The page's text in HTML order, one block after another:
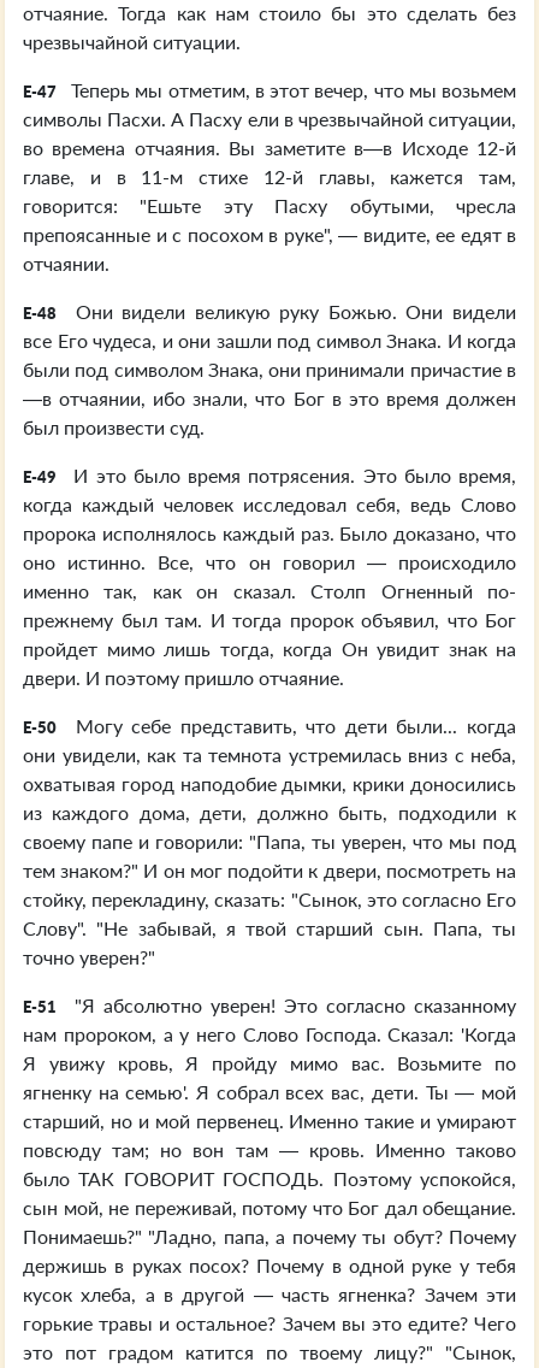
отчаяние. Тогда как нам стоило бы это сделать без
чрезвычайной ситуации.
E-47
Теперь мы отметим, в этот вечер, что мы возьмем
символы Пасхи. А Пасху ели в чрезвычайной ситуации,
во времена отчаяния. Вы заметите в—в Исходе 12-й
главе, и в 11-м стихе 12-й главы, кажется там,
говорится: "Ешьте эту Пасху обутыми, чресла
препоясанные и с посохом в руке", — видите, ее едят в
отчаянии.
E-48
Они видели великую руку Божью. Они видели
все Его чудеса, и они зашли под символ Знака. И когда
были под символом Знака, они принимали причастие в
—в отчаянии, ибо знали, что Бог в это время должен
был произвести суд.
E-49
И это было время потрясения. Это было время,
когда каждый человек исследовал себя, ведь Слово
пророка исполнялось каждый раз. Было доказано, что
оно истинно. Все, что он говорил — происходило
именно так, как он сказал. Столп Огненный по-
прежнему был там. И тогда пророк объявил, что Бог
пройдет мимо лишь тогда, когда Он увидит знак на
двери. И поэтому пришло отчаяние.
E-50
Могу себе представить, что дети были... когда
они увидели, как та темнота устремилась вниз с неба,
охватывая город наподобие дымки, крики доносились
из каждого дома, дети, должно быть, подходили к
своему папе и говорили: "Папа, ты уверен, что мы под
тем знаком?" И он мог подойти к двери, посмотреть на
стойку, перекладину, сказать: "Сынок, это согласно Его
Слову". "Не забывай, я твой старший сын. Папа, ты
точно уверен?"
E-51
"Я абсолютно уверен! Это согласно сказанному
нам пророком, а у него Слово Господа. Сказал: 'Когда
Я увижу кровь, Я пройду мимо вас. Возьмите по
ягненку на семью'. Я собрал всех вас, дети. Ты — мой
старший, но и мой первенец. Именно такие и умирают
повсюду там; но вон там — кровь. Именно таково
было ТАК ГОВОРИТ ГОСПОДЬ. Поэтому успокойся,
сын мой, не переживай, потому что Бог дал обещание.
Понимаешь?" "Ладно, папа, а почему ты обут? Почему
держишь в руках посох? Почему в одной руке у тебя
кусок хлеба, а в другой — часть ягненка? Зачем эти
горькие травы и остальное? Зачем вы это едите? Чего
это пот градом катится по твоему лицу?" "Сынок,